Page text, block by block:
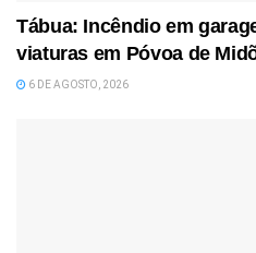
Tábua: Incêndio em
viaturas em Póvoa de
6 DE AGOSTO, 2026